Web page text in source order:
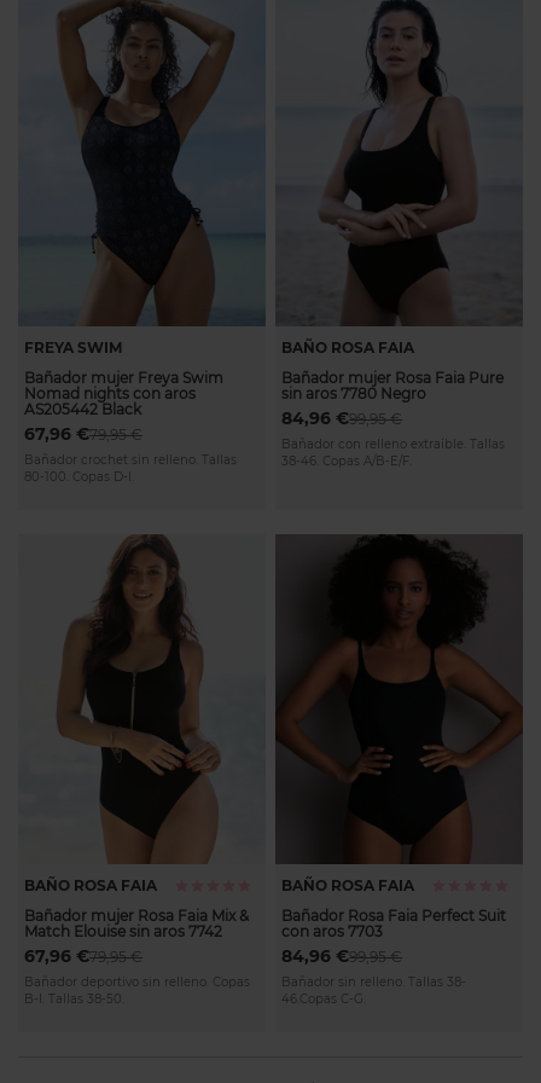
FREYA SWIM
Bañador mujer Freya Swim
Nomad nights con aros
AS205442 Black
79,95 €
67,96 €
Bañador crochet sin relleno. Tallas
80-100. Copas D-I.
BAÑO ROSA FAIA
Bañador mujer Rosa Faia Pure
sin aros 7780 Negro
99,95 €
84,96 €
Bañador con relleno extraíble. Tallas
38-46. Copas A/B-E/F.
BAÑO ROSA FAIA
Bañador mujer Rosa Faia Mix &
Match Elouise sin aros 7742
79,95 €
67,96 €
Bañador deportivo sin relleno. Copas
B-I. Tallas 38-50.
BAÑO ROSA FAIA
Bañador Rosa Faia Perfect Suit
con aros 7703
99,95 €
84,96 €
Bañador sin relleno. Tallas 38-
46.Copas C-G.